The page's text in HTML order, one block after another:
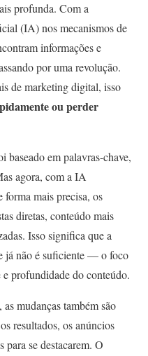
profunda. Com a
(IA) nos mecanismos de
informações e
por uma revolução.
de marketing digital, isso
ou perder
baseado em palavras-chave,
agora, com a IA
forma mais precisa, os
diretas, conteúdo mais
Isso significa que a
já não é suficiente — o foco
profundidade do conteúdo.
mudanças também são
resultados, os anúncios
para se destacarem. O